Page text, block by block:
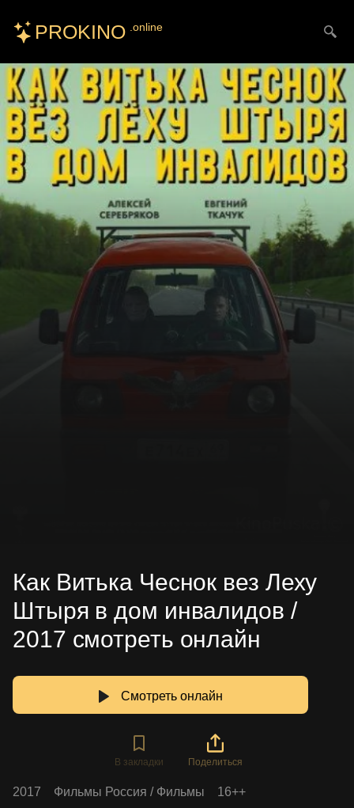
PROKINO .online
Искать
Как Витька Чеснок вез Леху
Штыря в дом инвалидов /
2017 смотреть онлайн
Смотреть онлайн
В закладки Поделиться
2017 Фильмы Россия / Фильмы
16++